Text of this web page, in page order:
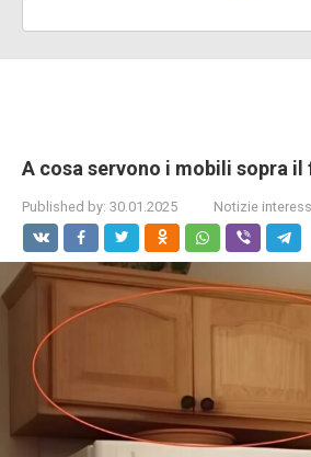
A cosa servono i mobili sopra
Published by: 30.01.2025 Notizie